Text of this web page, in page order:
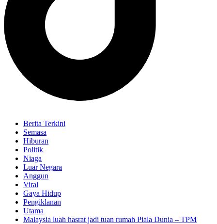
Berita Terkini
Semasa
Hiburan
Politik
Niaga
Luar Negara
Anggun
Viral
Gaya Hidup
Pengiklanan
Utama
Malaysia luah hasrat jadi tuan rumah Piala Dunia – TPM